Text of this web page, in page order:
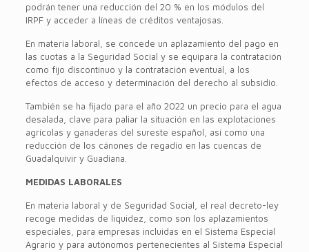
podrán tener una reducción del 20 % en los módulos del
IRPF y acceder a líneas de créditos ventajosas.
En materia laboral, se concede un aplazamiento del pago en
las cuotas a la Seguridad Social y se equipara la contratación
como fijo discontinuo y la contratación eventual, a los
efectos de acceso y determinación del derecho al subsidio.
También se ha fijado para el año 2022 un precio para el agua
desalada, clave para paliar la situación en las explotaciones
agrícolas y ganaderas del sureste español, así como una
reducción de los cánones de regadío en las cuencas de
Guadalquivir y Guadiana.
MEDIDAS LABORALES
En materia laboral y de Seguridad Social, el real decreto-ley
recoge medidas de liquidez, como son los aplazamientos
especiales, para empresas incluidas en el Sistema Especial
Agrario y para autónomos pertenecientes al Sistema Especial